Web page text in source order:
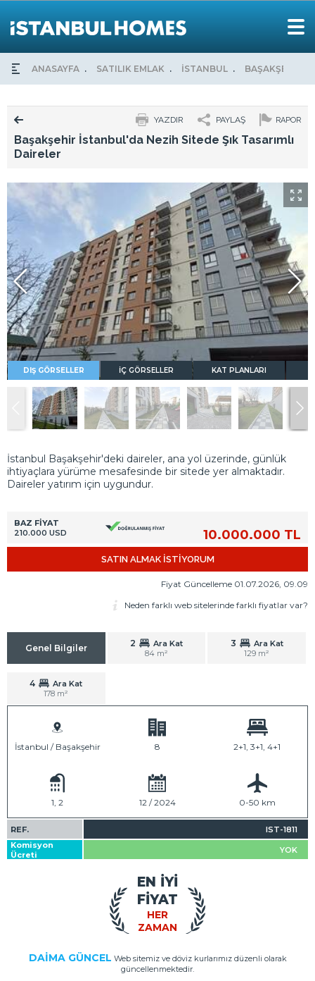
ANASAYFA SATILIK EMLAK İSTANBUL BAŞAKŞEHİR
RAPOR
PAYLAŞ
YAZDIR
Başakşehir İstanbul'da Nezih Sitede Şık Tasarımlı
Daireler
DIŞ GÖRSELLER İÇ GÖRSELLER KAT PLANLARI
İstanbul Başakşehir'deki daireler, ana yol üzerinde, günlük
ihtiyaçlara yürüme mesafesinde bir sitede yer almaktadır.
Daireler yatırım için uygundur.
BAZ FİYAT
210.000 USD
10.000.000 TL
SATIN ALMAK İSTİYORUM
Fiyat Güncelleme 01.07.2026, 09.09
Neden farklı web sitelerinde farklı fiyatlar var?
Genel Bilgiler 2
Ara Kat
84 m²
3
Ara Kat
129 m²
4
Ara Kat
178 m²
İstanbul / Başakşehir 8 2+1, 3+1, 4+1
1, 2 12 / 2024 0-50 km
REF.
IST-1811
Komisyon
Ücreti
YOK
HER
ZAMAN
EN İYİ
FİYAT
DAİMA GÜNCEL Web sitemiz ve döviz kurlarımız düzenli olarak
güncellenmektedir.